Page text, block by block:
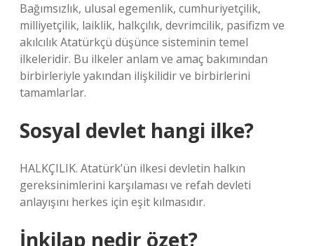
Bağımsızlık, ulusal egemenlik, cumhuriyetçilik,
milliyetçilik, laiklik, halkçılık, devrimcilik, pasifizm ve
akılcılık Atatürkçü düşünce sisteminin temel
ilkeleridir. Bu ilkeler anlam ve amaç bakımından
birbirleriyle yakından ilişkilidir ve birbirlerini
tamamlarlar.
Sosyal devlet hangi ilke?
HALKÇILIK. Atatürk’ün ilkesi devletin halkın
gereksinimlerini karşılaması ve refah devleti
anlayışını herkes için eşit kılmasıdır.
İnkilap nedir özet?